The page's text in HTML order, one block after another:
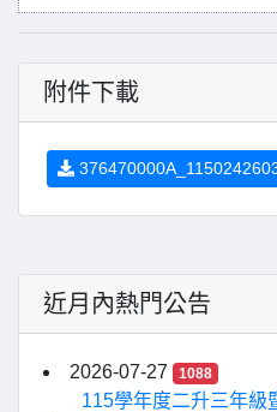
附件下載
近月內熱門公告
2026-07-27 1088
115學年度二升三年級